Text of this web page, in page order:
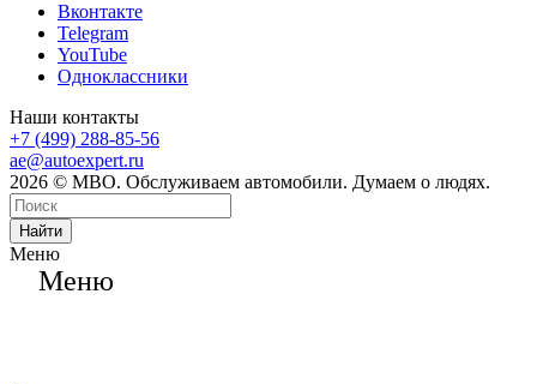
Вконтакте
Telegram
YouTube
Одноклассники
Наши контакты
+7 (499) 288-85-56
ae@autoexpert.ru
2026 © МВО. Обслуживаем автомобили. Думаем о людях.
Найти
Меню
Меню